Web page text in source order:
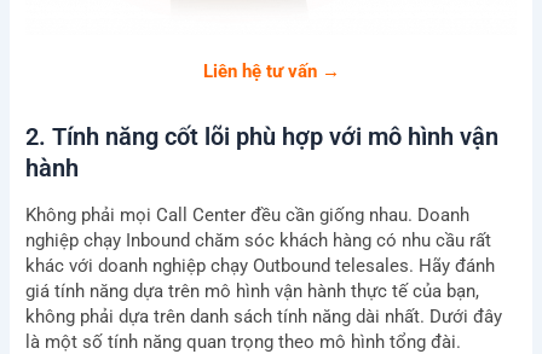
Liên hệ tư vấn →
2. Tính năng cốt lõi phù hợp với mô hình vận
hành
Không phải mọi Call Center đều cần giống nhau. Doanh
nghiệp chạy Inbound chăm sóc khách hàng có nhu cầu rất
khác với doanh nghiệp chạy Outbound telesales. Hãy đánh
giá tính năng dựa trên mô hình vận hành thực tế của bạn,
không phải dựa trên danh sách tính năng dài nhất. Dưới đây
là một số tính năng quan trọng theo mô hình tổng đài.